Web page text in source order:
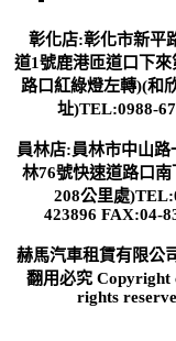
彰化店:彰化市新平
道1號鹿港匝道口下來
路口紅綠燈左轉)(和
址)TEL:0988-
員林店:員林市中山路
林76號快速道路口南
208公里處
423896 FAX:04-
赫馬汽車租賃有限公
翻用必究 Copyright
rights